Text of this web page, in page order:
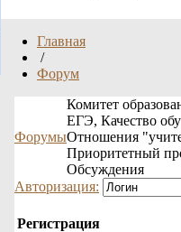
Главная
/
Форум
Форумы
Комитет
ЕГЭ, Качество
Отношения
Приоритетный
Обсуждения
Авторизация:
Регистрация